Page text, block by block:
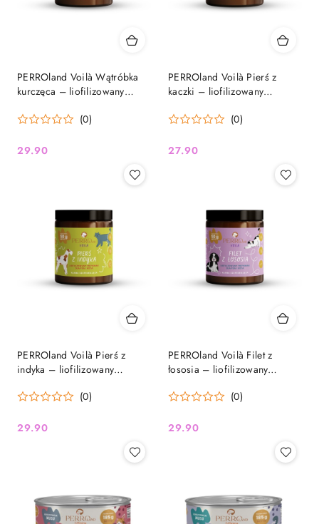
PERROland Voilà Wątróbka
kurczęca – liofilizowany
(0)
Cena:
29.90
PERROland Voilà Pierś z
kaczki – liofilizowany
(0)
Cena:
27.90
PERROland Voilà Pierś z
indyka – liofilizowany
(0)
Cena:
29.90
PERROland Voilà Filet z
łososia – liofilizowany
(0)
Cena:
29.90